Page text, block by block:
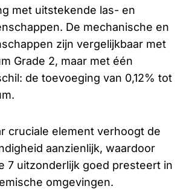
met uitstekende las- en
De mechanische en
zijn vergelijkbaar met
Grade 2, maar met één
de toevoeging van 0,12% tot
cruciale element verhoogt de
aanzienlijk, waardoor
7 uitzonderlijk goed presteert in
omgevingen.